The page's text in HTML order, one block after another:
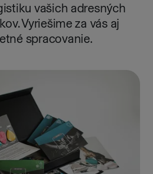
vašich adresných
Vyriešime za vás aj
spracovanie.